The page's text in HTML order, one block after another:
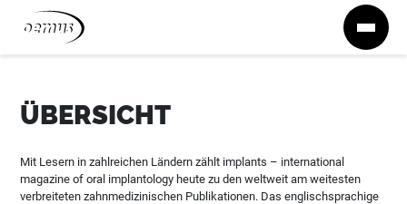
Zum Inhalt springen
ÜBERSICHT
Mit Lesern in zahlreichen Ländern zählt implants – international
magazine of oral implantology heute zu den weltweit am weitesten
verbreiteten zahnmedizinischen Publikationen. Das englischsprachige